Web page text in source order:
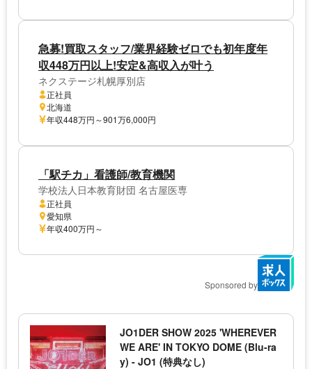
急募!買取スタッフ/業界経験ゼロでも初年度年
収448万円以上!安定&高収入が叶う
ネクステージ札幌厚別店
正社員
北海道
年収448万円～901万6,000円
「駅チカ」看護師/教育機関
学校法人日本教育財団 名古屋医専
正社員
愛知県
年収400万円～
Sponsored by
JO1DER SHOW 2025 'WHEREVER
WE ARE' IN TOKYO DOME (Blu-ra
y) - JO1 (特典なし)